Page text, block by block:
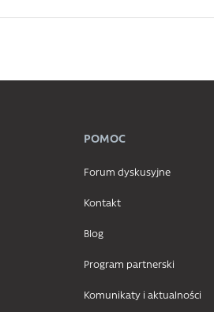
POMOC
Forum dyskusyjne
Kontakt
Blog
Program partnerski
Komunikaty i aktualności